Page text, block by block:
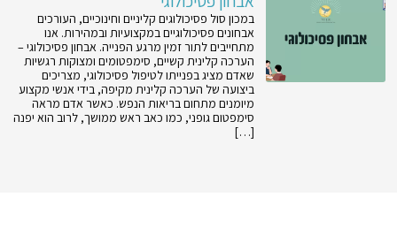
במכון סול פסיכולוגים קליניים וחינוכיים, העורכים
אבחונים פסיכולוגיים במקצועיות ובמהירות. אנו
מתחייבים לתור זמין מרגע הפנייה. אבחון פסיכולוגי –
הערכה קלינית קשיים, סימפטומים ומצוקות רגשיות
שאדם מציג בפנייתו לטיפול פסיכולוגי, מצריכים
ביצועה של הערכה קלינית מקיפה, בידי אנשי מקצוע
מיומנים מתחום בריאות הנפש. כאשר אדם מראה
סימפטום גופני, כמו כאב ראש ממושך, לרוב הוא יפנה
[…]